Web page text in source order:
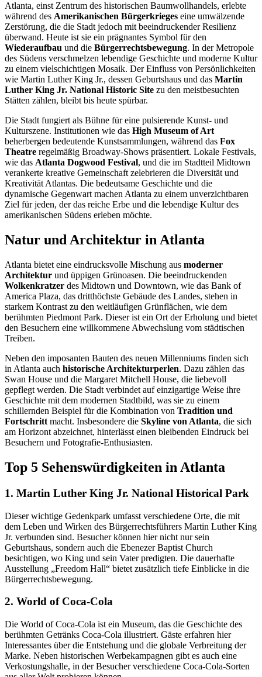
Atlanta, einst Zentrum des historischen Baumwollhandels, erlebte
während des Amerikanischen Bürgerkrieges eine umwälzende
Zerstörung, die die Stadt jedoch mit beeindruckender Resilienz
überwand. Heute ist sie ein prägnantes Symbol für den
Wiederaufbau und die Bürgerrechtsbewegung. In der Metropole
des Südens verschmelzen lebendige Geschichte und moderne Kultur
zu einem vielschichtigen Mosaik. Der Einfluss von Persönlichkeiten
wie Martin Luther King Jr., dessen Geburtshaus und das Martin
Luther King Jr. National Historic Site zu den meistbesuchten
Stätten zählen, bleibt bis heute spürbar.
Die Stadt fungiert als Bühne für eine pulsierende Kunst- und
Kulturszene. Institutionen wie das High Museum of Art
beherbergen bedeutende Kunstsammlungen, während das Fox
Theatre regelmäßig Broadway-Shows präsentiert. Lokale Festivals,
wie das Atlanta Dogwood Festival, und die im Stadtteil Midtown
verankerte kreative Gemeinschaft zelebrieren die Diversität und
Kreativität Atlantas. Die bedeutsame Geschichte und die
dynamische Gegenwart machen Atlanta zu einem unverzichtbaren
Ziel für jeden, der das reiche Erbe und die lebendige Kultur des
amerikanischen Südens erleben möchte.
Natur und Architektur in Atlanta
Atlanta bietet eine eindrucksvolle Mischung aus moderner
Architektur und üppigen Grünoasen. Die beeindruckenden
Wolkenkratzer des Midtown und Downtown, wie das Bank of
America Plaza, das dritthöchste Gebäude des Landes, stehen in
starkem Kontrast zu den weitläufigen Grünflächen, wie dem
berühmten Piedmont Park. Dieser ist ein Ort der Erholung und bietet
den Besuchern eine willkommene Abwechslung vom städtischen
Treiben.
Neben den imposanten Bauten des neuen Millenniums finden sich
in Atlanta auch historische Architekturperlen. Dazu zählen das
Swan House und die Margaret Mitchell House, die liebevoll
gepflegt werden. Die Stadt verbindet auf einzigartige Weise ihre
Geschichte mit dem modernen Stadtbild, was sie zu einem
schillernden Beispiel für die Kombination von Tradition und
Fortschritt macht. Insbesondere die Skyline von Atlanta, die sich
am Horizont abzeichnet, hinterlässt einen bleibenden Eindruck bei
Besuchern und Fotografie-Enthusiasten.
Top 5 Sehenswürdigkeiten in Atlanta
1. Martin Luther King Jr. National Historical Park
Dieser wichtige Gedenkpark umfasst verschiedene Orte, die mit
dem Leben und Wirken des Bürgerrechtsführers Martin Luther King
Jr. verbunden sind. Besucher können hier nicht nur sein
Geburtshaus, sondern auch die Ebenezer Baptist Church
besichtigen, wo King und sein Vater predigten. Die dauerhafte
Ausstellung „Freedom Hall“ bietet zusätzlich tiefe Einblicke in die
Bürgerrechtsbewegung.
2. World of Coca-Cola
Die World of Coca-Cola ist ein Museum, das die Geschichte des
berühmten Getränks Coca-Cola illustriert. Gäste erfahren hier
Interessantes über die Entstehung und die globale Verbreitung der
Marke. Neben historischen Werbekampagnen gibt es auch eine
Verkostungshalle, in der Besucher verschiedene Coca-Cola-Sorten